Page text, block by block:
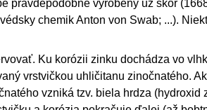
pravdepodobne vyrobený už skôr
chemik Anton von Swab; ...).
Ku korózii zinku dochádza vo
vrstvičkou uhličitanu zinočnatého.
vzniká tzv. biela hrdza (hydroxid